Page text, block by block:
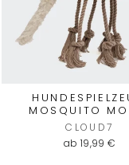
MOSQUITO
CLOUD7
ab 19,99 €